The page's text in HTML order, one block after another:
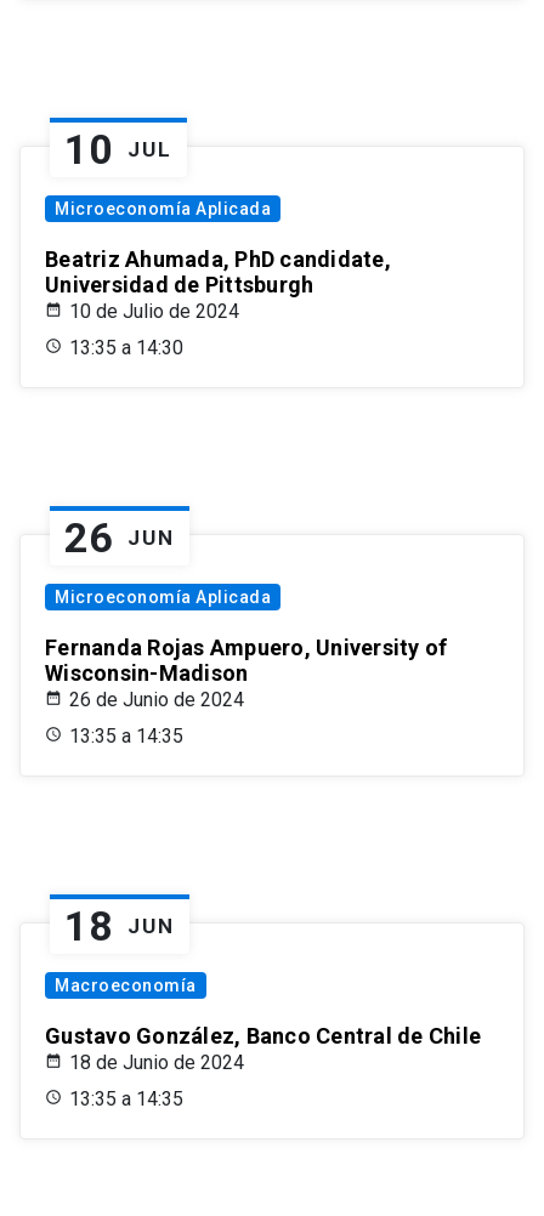
10 JUL
Microeconomía Aplicada
Beatriz Ahumada, PhD candidate,
Universidad de Pittsburgh
10 de Julio de 2024
13:35 a 14:30
26 JUN
Microeconomía Aplicada
Fernanda Rojas Ampuero, University of
Wisconsin-Madison
26 de Junio de 2024
13:35 a 14:35
18 JUN
Macroeconomía
Gustavo González, Banco Central de Chile
18 de Junio de 2024
13:35 a 14:35